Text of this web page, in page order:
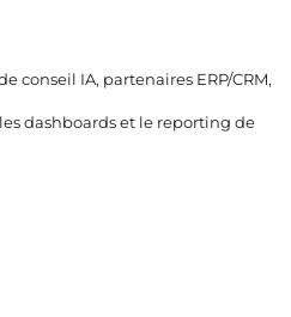
conseil IA, partenaires ERP/CRM,
dashboards et le reporting de